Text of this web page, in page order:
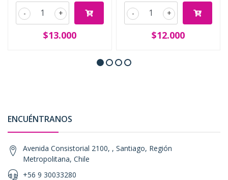
+
-
$13.000
+
-
$12.000
ENCUÉNTRANOS
Avenida Consistorial 2100, , Santiago, Región
Metropolitana, Chile
+56 9 30033280